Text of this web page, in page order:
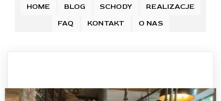
HOME BLOG SCHODY
REALIZACJE
FAQ
KONTAKT O NAS